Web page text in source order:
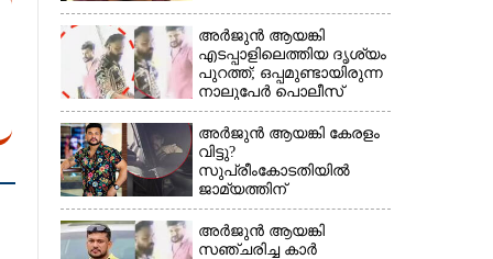
അർജുൻ ആയങ്കി
എടപ്പാളിലെത്തിയ ദൃശ്യം
പുറത്ത്; ഒപ്പമുണ്ടായിരുന്ന
നാലുപേർ പൊലീസ്
കസ്റ്റഡിയിൽ
അർജുൻ ആയങ്കി കേരളം
വിട്ടു?
സുപ്രീംകോടതിയിൽ
ജാമ്യത്തിന്
ശ്രമിക്കുന്നതായി സംശയം
അർജുൻ ആയങ്കി
സഞ്ചരിച്ച കാർ